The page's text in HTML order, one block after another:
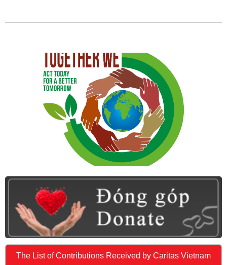
The List of Contributions Received by Caritas Vietnam